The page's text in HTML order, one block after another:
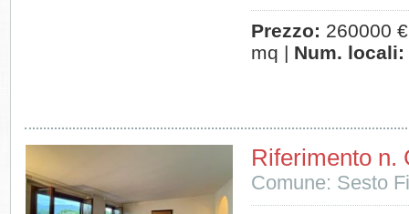
Prezzo: 260000
mq | Num. locali:
Riferimento n.
Comune: Sesto